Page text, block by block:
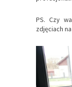
PS. Czy
zdjęciach